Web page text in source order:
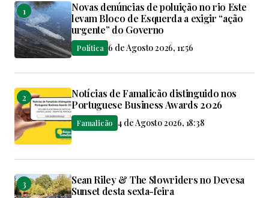
Novas denúncias de poluição no rio Este
levam Bloco de Esquerda a exigir “ação
urgente” do Governo
Política 6 de Agosto 2026, 11:56
Notícias de Famalicão distinguido nos
Portuguese Business Awards 2026
Famalicão 4 de Agosto 2026, 18:38
Sean Riley & The Slowriders no Devesa
Sunset desta sexta-feira